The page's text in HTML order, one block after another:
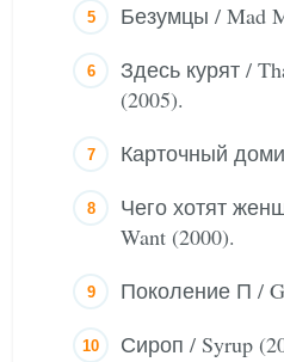
Безумцы / Mad
Здесь курят /
(2005).
Карточный
Чего хотят
Want (2000).
Поколение П /
Сироп / Syrup